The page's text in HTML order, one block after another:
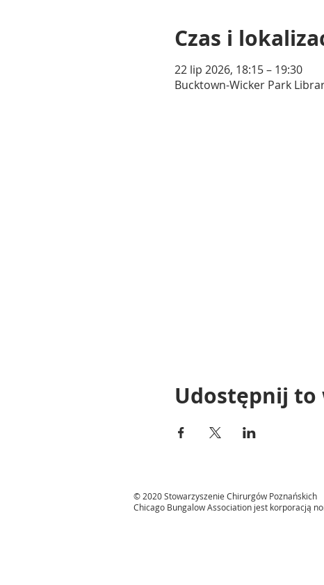
Czas i
22 lip 2026, 18:15 – 19:30
Bucktown-Wicker Park
Udostępnij to
© 2020 Stowarzyszenie Chirurgów Poznańskich
Chicago Bungalow Association jest korporacją